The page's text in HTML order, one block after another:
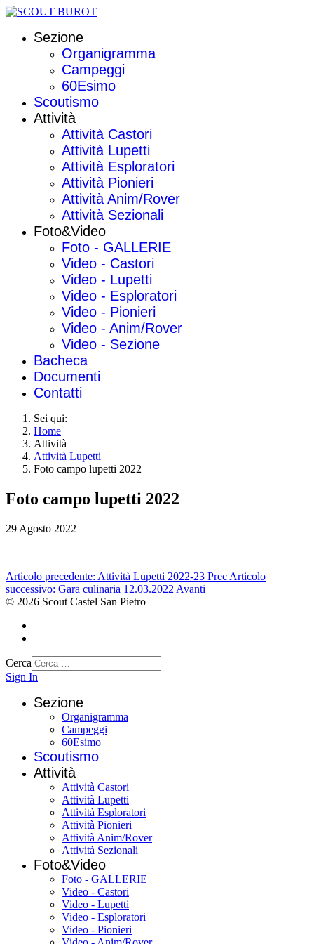
Sezione
Organigramma
Campeggi
60Esimo
Scoutismo
Attività
Attività Castori
Attività Lupetti
Attività Esploratori
Attività Pionieri
Attività Anim/Rover
Attività Sezionali
Foto&Video
Foto - GALLERIE
Video - Castori
Video - Lupetti
Video - Esploratori
Video - Pionieri
Video - Anim/Rover
Video - Sezione
Bacheca
Documenti
Contatti
Sei qui:
Home
Attività
Attività Lupetti
Foto campo lupetti 2022
Foto campo lupetti 2022
29 Agosto 2022
Articolo precedente: Attività Lupetti 2022-23 Prec Articolo
successivo: Gara culinaria 12.03.2022 Avanti
© 2026 Scout Castel San Pietro
Cerca
Sign In
Sezione
Organigramma
Campeggi
60Esimo
Scoutismo
Attività
Attività Castori
Attività Lupetti
Attività Esploratori
Attività Pionieri
Attività Anim/Rover
Attività Sezionali
Foto&Video
Foto - GALLERIE
Video - Castori
Video - Lupetti
Video - Esploratori
Video - Pionieri